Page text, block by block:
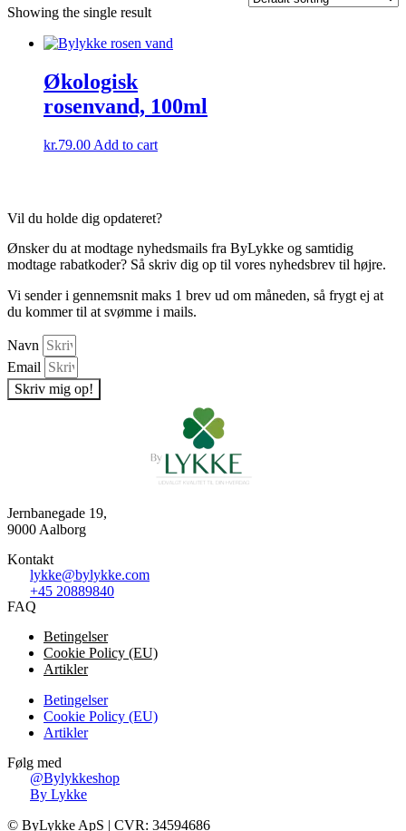
Showing the single result
Økologisk
rosenvand, 100ml
kr.79.00 Add to cart
Vil du holde dig opdateret?
Ønsker du at modtage nyhedsmails fra ByLykke og samtidig
modtage rabatkoder? Så skriv dig op til vores nyhedsbrev til højre.
Vi sender i gennemsnit maks 1 brev ud om måneden, så frygt ej at
du kommer til at svømme i mails.
Navn
Email
Skriv mig op!
Jernbanegade 19,
9000 Aalborg
Kontakt
lykke@bylykke.com
+45 20889840
FAQ
Betingelser
Cookie Policy (EU)
Artikler
Betingelser
Cookie Policy (EU)
Artikler
Følg med
@Bylykkeshop
By Lykke
©️ ByLykke ApS | CVR: 34594686